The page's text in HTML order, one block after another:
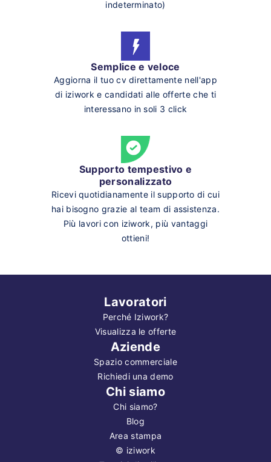
indeterminato)
Semplice e veloce
Aggiorna il tuo cv direttamente nell'app
di iziwork e candidati alle offerte che ti
interessano in soli 3 click
Supporto tempestivo e
personalizzato
Ricevi quotidianamente il supporto di cui
hai bisogno grazie al team di assistenza.
Più lavori con iziwork, più vantaggi
ottieni!
Lavoratori
Perché Iziwork?
Visualizza le offerte
Aziende
Spazio commerciale
Richiedi una demo
Chi siamo
Chi siamo?
Blog
Area stampa
© iziwork